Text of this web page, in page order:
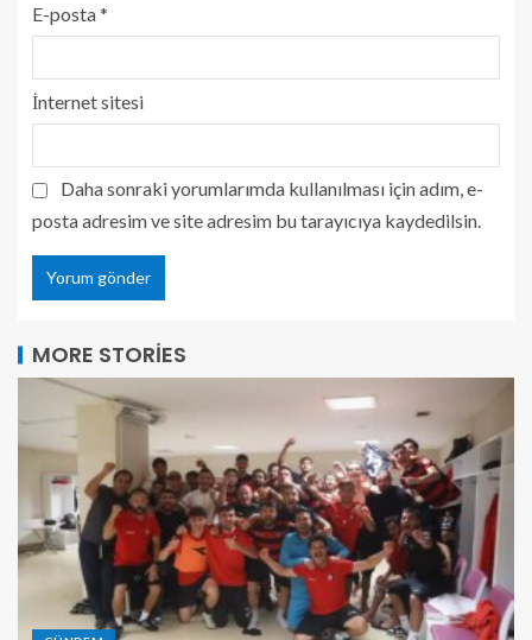
E-posta*
İnternet sitesi
Daha sonraki yorumlarımda kullanılması için adım, e-
posta adresim ve site adresim bu tarayıcıya kaydedilsin.
MORE STORIES